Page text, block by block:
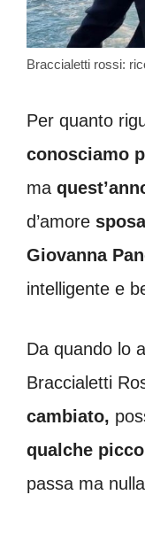
Braccialetti rossi:
Per quanto
conosciamo
ma
d’amore
Giovanna
intelligente e
Da quando lo
Braccialetti
cambiato,
qualche
passa ma